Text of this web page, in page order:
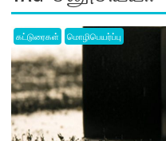
கட்டுரைகள் மொழிபெயர்ப்பு